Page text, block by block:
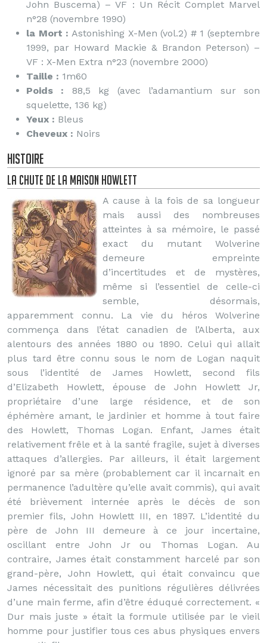
John Buscema) – VF : Un Récit Complet Marvel
n°28 (novembre 1990)
la Mort : Astonishing X-Men (vol.2) # 1 (septembre
1999, par Howard Mackie & Brandon Peterson) –
VF : X-Men Extra n°23 (novembre 2000)
Taille : 1m60
Poids : 88,5 kg (avec l’adamantium sur son
squelette, 136 kg)
Yeux : Bleus
Cheveux : Noirs
Histoire
La chute de la Maison Howlett
A cause à la fois de sa longueur
mais aussi des nombreuses
atteintes à sa mémoire, le passé
exact du mutant Wolverine
demeure empreinte
d’incertitudes et de mystères,
même si l’essentiel de celle-ci
semble, désormais,
apparemment connu. La vie du héros Wolverine
commença dans l’état canadien de l’Alberta, aux
alentours des années 1880 ou 1890. Celui qui allait
plus tard être connu sous le nom de Logan naquit
sous l’identité de James Howlett, second fils
d’Elizabeth Howlett, épouse de John Howlett Jr,
propriétaire d’une large résidence, et de son
éphémère amant, le jardinier et homme à tout faire
des Howlett, Thomas Logan. Enfant, James était
relativement frêle et à la santé fragile, sujet à diverses
attaques d’allergies. Par ailleurs, il était largement
ignoré par sa mère (probablement car il incarnait en
permanence l’adultère qu’elle avait commis), qui avait
été brièvement internée après le décès de son
premier fils, John Howlett III, en 1897. L’identité du
père de John III demeure à ce jour incertaine,
oscillant entre John Jr ou Thomas Logan. Au
contraire, James était constamment harcelé par son
grand-père, John Howlett, qui était convaincu que
James nécessitait des punitions régulières délivrées
d’une main ferme, afin d’être éduqué correctement. «
Dur mais juste » était la formule utilisée par le vieil
homme pour justifier tous ces abus physiques envers